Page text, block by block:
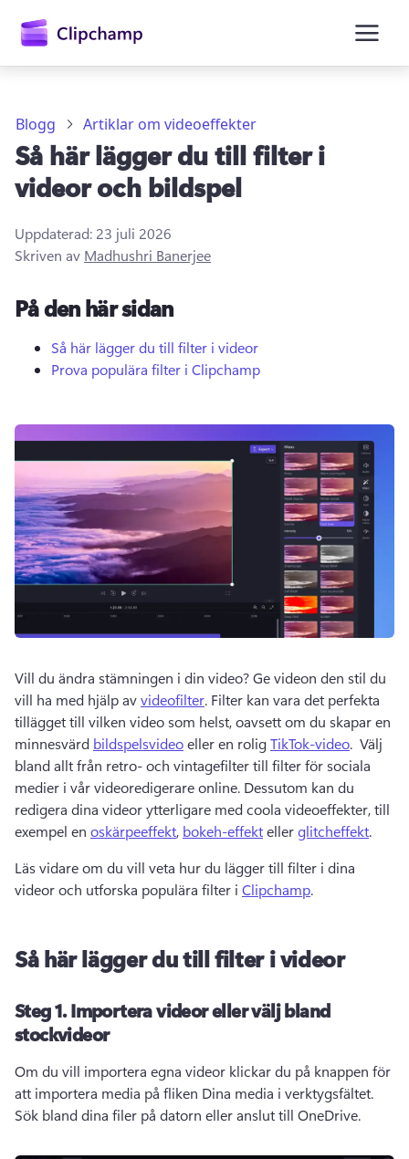
huvudinnehåll
Logga in
Blogg Artiklar om videoeffekter
Så här lägger du till filter i
videor och bildspel
Uppdaterad: 23 juli 2026
Skriven av Madhushri Banerjee
På den här sidan
Så här lägger du till filter i videor
Prova populära filter i Clipchamp
Vill du ändra stämningen i din video? Ge videon den stil du
vill ha med hjälp av videofilter. Filter kan vara det perfekta
tillägget till vilken video som helst, oavsett om du skapar en
minnesvärd bildspelsvideo eller en rolig TikTok-video.  Välj
bland allt från retro- och vintagefilter till filter för sociala
medier i vår videoredigerare online. Dessutom kan du
redigera dina videor ytterligare med coola videoeffekter, till
exempel en oskärpeeffekt, bokeh-effekt eller glitcheffekt.
Läs vidare om du vill veta hur du lägger till filter i dina
videor och utforska populära filter i Clipchamp.
Så här lägger du till filter i videor
Steg 1. Importera videor eller välj bland
stockvideor
Om du vill importera egna videor klickar du på knappen för
att importera media på fliken Dina media i verktygsfältet.
Sök bland dina filer på datorn eller anslut till OneDrive.